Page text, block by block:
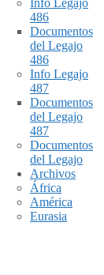
Info Legajo
486
Documentos
del Legajo
486
Info Legajo
487
Documentos
del Legajo
487
Documentos
del Legajo
Archivos
África
América
Eurasia